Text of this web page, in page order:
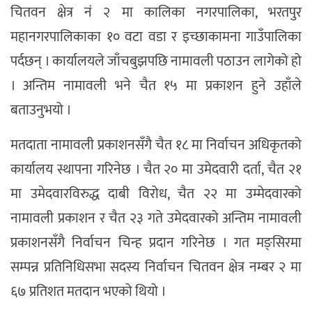
चितवन क्षेत्र नं २ मा कालिका नगरपालिका, भरतपुर
महानगरपालिकाका १० वटा वडा र इच्छाकामना गाउँपालिका
पर्दछन् । कार्यालयले जाँचबुझपछि नामावली पठाउन लागेको हो
। अन्तिम नामावली भने चैत १५ मा प्रकाशन हुने उहाँले
बताउनुभयो ।
मतदाता नामावली प्रकाशनसँगै चैत १८ मा निर्वाचन अधिकृतको
कार्यालय स्थापना गरिनेछ । चैत २० मा उमेदवारी दर्ता, चैत २१
मा उमेदवारविरुद्ध दाबी विरोध, चैत २२ मा उम्मेदवारको
नामावली प्रकाशन र चैत २३ गते उमेदवारको अन्तिम नामावली
प्रकाशनसँगै निर्वाचन चिन्ह प्रदान गरिनेछ । गत मङ्सिरमा
सम्पन्न प्रतिनिधिसभा सदस्य निर्वाचन चितवन क्षेत्र नम्बर २ मा
६७ प्रतिशत मतदान भएको थियो ।